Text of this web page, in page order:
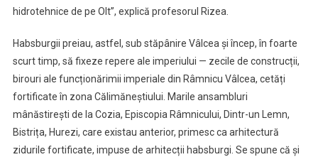
hidrotehnice de pe Olt”, explică profesorul Rizea.
Habsburgii preiau, astfel, sub stăpânire Vâlcea și încep, în foarte
scurt timp, să fixeze repere ale imperiului — zecile de construcții,
birouri ale funcționărimii imperiale din Râmnicu Vâlcea, cetăți
fortificate în zona Călimăneștiului. Marile ansambluri
mânăstirești de la Cozia, Episcopia Râmnicului, Dintr-un Lemn,
Bistrița, Hurezi, care existau anterior, primesc ca arhitectură
zidurile fortificate, impuse de arhitecții habsburgi. Se spune că și